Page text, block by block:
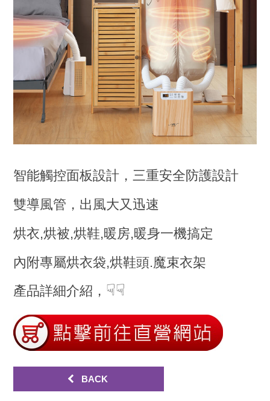
智能觸控面板設計，三重安全防護設計
雙導風管，出風大又迅速
烘衣,烘被,烘鞋,暖房,暖身一機搞定
內附專屬烘衣袋,烘鞋頭.魔束衣架
產品詳細介紹， ☟☟
BACK